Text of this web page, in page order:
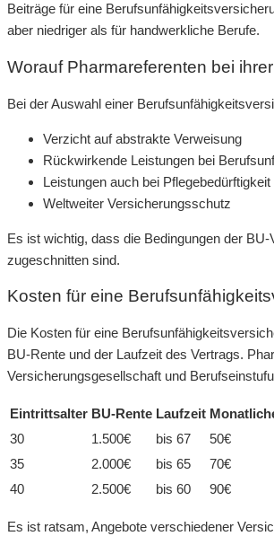
Beiträge für eine
aber niedriger als für handwerkliche Berufe.
Worauf Pharmareferenten bei
Bei der Auswahl einer
Verzicht auf abstrakte Verweisung
Rückwirkende Leistungen bei
Leistungen auch bei Pflegebedürftigkeit
Weltweiter Versicherungsschutz
Es ist wichtig, dass die Bedingungen der
zugeschnitten sind.
Kosten für eine
Die Kosten für eine
BU-Rente und der Laufzeit des Vertrags.
Versicherungsgesellschaft und
Eintrittsalter BU-Rente Laufzeit
30
1.500€ bis 67
50€
35
2.000€ bis 65
70€
40
2.500€ bis 60 90€
Es ist ratsam, Angebote verschiedener